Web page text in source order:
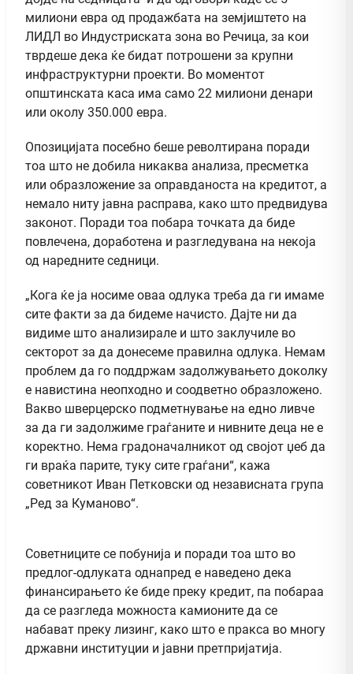
милиони евра од продажбата на земјиштето на
ЛИДЛ во Индустриската зона во Речица, за кои
тврдеше дека ќе бидат потрошени за крупни
инфраструктурни проекти. Во моментот
општинската каса има само 22 милиони денари
или околу 350.000 евра.
Опозицијата посебно беше револтирана поради
тоа што не добила никаква анализа, пресметка
или образложение за оправданоста на кредитот, а
немало ниту јавна расправа, како што предвидува
законот. Поради тоа побара точката да биде
повлечена, доработена и разгледувана на некоја
од наредните седници.
„Кога ќе ја носиме оваа одлука треба да ги имаме
сите факти за да бидеме начисто. Дајте ни да
видиме што анализирале и што заклучиле во
секторот за да донесеме правилна одлука. Немам
проблем да го поддржам задолжувањето доколку
е навистина неопходно и соодветно образложено.
Вакво шверцерско подметнување на едно ливче
за да ги задолжиме граѓаните и нивните деца не е
коректно. Нема градоначалникот од својот џеб да
ги враќа парите, туку сите граѓани“, кажа
советникот Иван Петковски од независната група
„Ред за Куманово“.
Советниците се побунија и поради тоа што во
предлог-одлуката однапред е наведено дека
финансирањето ќе биде преку кредит, па побараа
да се разгледа можноста камионите да се
набават преку лизинг, како што е пракса во многу
државни институции и јавни претпријатија.